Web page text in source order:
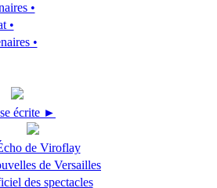
•
•
•
écrite ►
de Viroflay
de Versailles
des spectacles